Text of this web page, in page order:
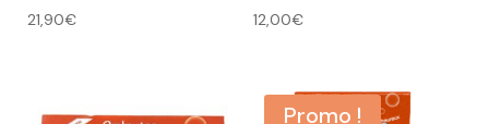
21,90€ 12,00€
Promo !